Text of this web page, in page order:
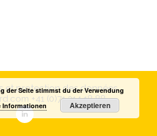
et protection des données
+41 (0)71 314 18 88
der Seite stimmst du der Verwendung
Informationen Akzeptieren